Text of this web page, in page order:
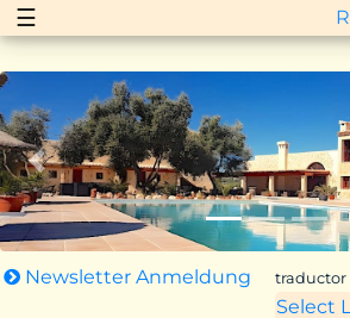
☰
Zurück
Newsletter Anmeldung traductor
Select